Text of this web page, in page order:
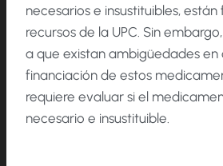
necesarios e insustituibles,
recursos de la UPC. Sin
a que existan ambigüedades en
financiación de estos
requiere evaluar si el
necesario e insustituible.